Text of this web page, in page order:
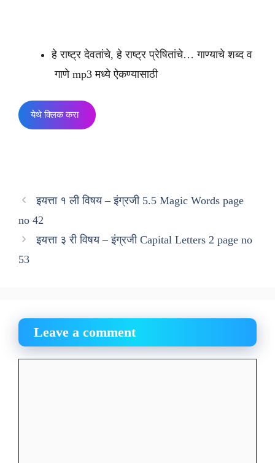
हे राष्ट्र देवतांचे, हे राष्ट्र प्रेषितांचे… गाण्याचे शब्द व
गाणे mp3 मध्ये ऐकण्यासाठी
येथे क्लिक करा
इयत्ता १ ली विषय – इंग्रजी 5.5 Magic Words page
no 42
इयत्ता ३ री विषय – इंग्रजी Capital Letters 2 page no
53
Leave a comment